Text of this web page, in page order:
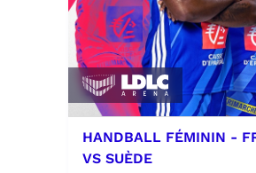
HANDBALL FÉMININ -
VS SUÈDE